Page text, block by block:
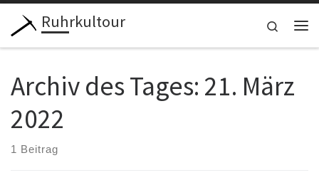
Zum Inhalt springen
Ruhrkultour
Search
Archiv des Tages: 21. März
2022
1 Beitrag